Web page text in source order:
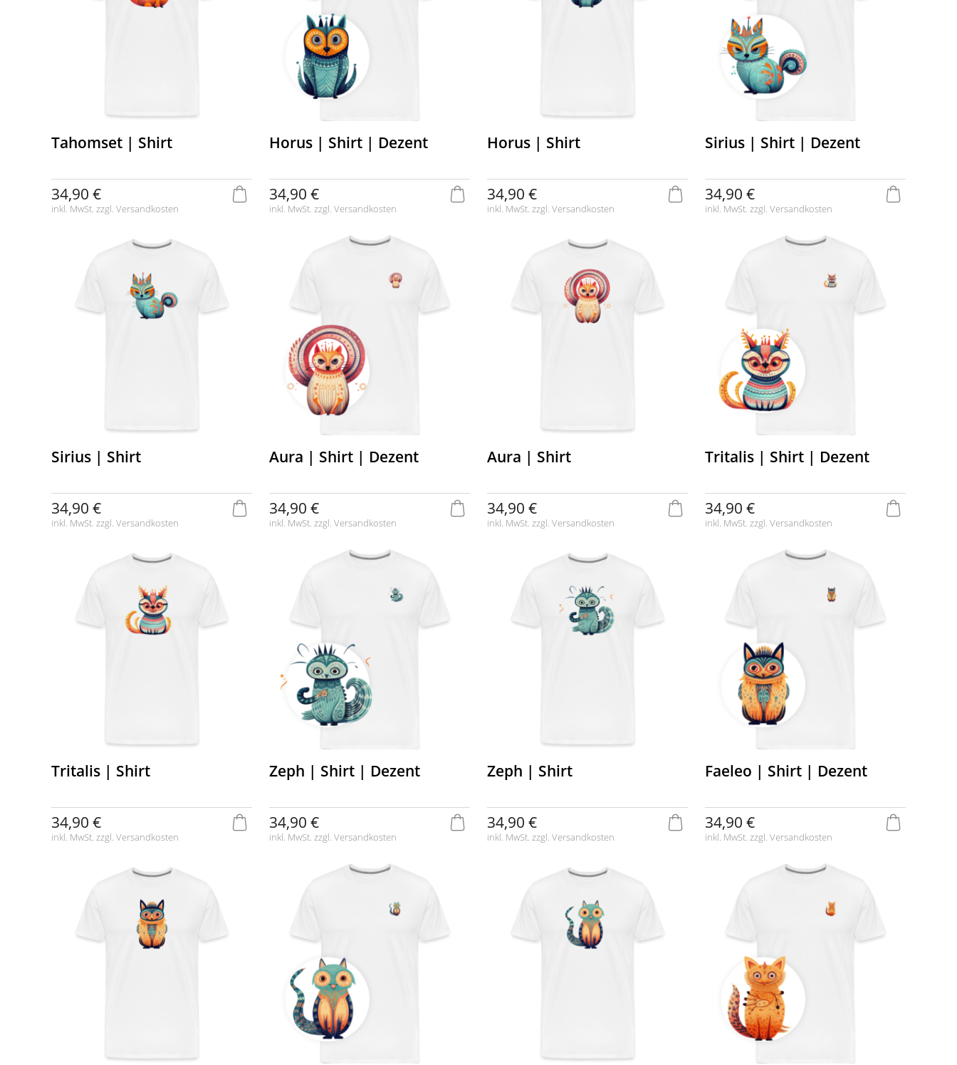
Tahomset | Shirt
34,90 €
inkl. MwSt. zzgl. Versandkosten
Horus | Shirt | Dezent
34,90 €
inkl. MwSt. zzgl. Versandkosten
Horus | Shirt
34,90 €
inkl. MwSt. zzgl. Versandkosten
Sirius | Shirt | Dezent
34,90 €
inkl. MwSt. zzgl. Versandkosten
Sirius | Shirt
34,90 €
inkl. MwSt. zzgl. Versandkosten
Aura | Shirt | Dezent
34,90 €
inkl. MwSt. zzgl. Versandkosten
Aura | Shirt
34,90 €
inkl. MwSt. zzgl. Versandkosten
Tritalis | Shirt | Dezent
34,90 €
inkl. MwSt. zzgl. Versandkosten
Tritalis | Shirt
34,90 €
inkl. MwSt. zzgl. Versandkosten
Zeph | Shirt | Dezent
34,90 €
inkl. MwSt. zzgl. Versandkosten
Zeph | Shirt
34,90 €
inkl. MwSt. zzgl. Versandkosten
Faeleo | Shirt | Dezent
34,90 €
inkl. MwSt. zzgl. Versandkosten